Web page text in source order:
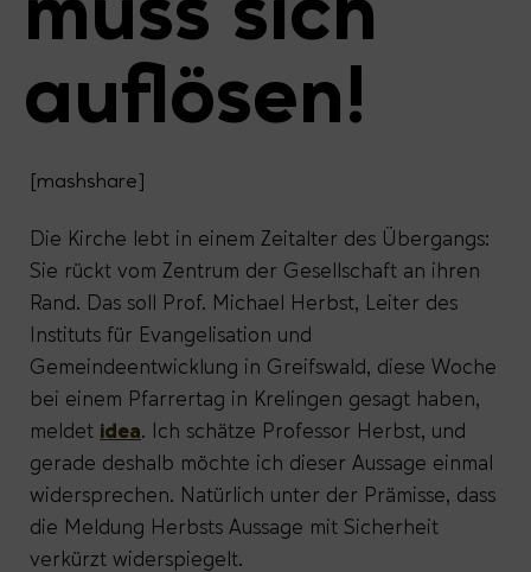
muss sich
auflösen!
[mashshare]
Die Kirche lebt in einem Zeitalter des Übergangs:
Sie rückt vom Zentrum der Gesellschaft an ihren
Rand. Das soll Prof. Michael Herbst, Leiter des
Instituts für Evangelisation und
Gemeindeentwicklung in Greifswald, diese Woche
bei einem Pfarrertag in Krelingen gesagt haben,
meldet idea. Ich schätze Professor Herbst, und
gerade deshalb möchte ich dieser Aussage einmal
widersprechen. Natürlich unter der Prämisse, dass
die Meldung Herbsts Aussage mit Sicherheit
verkürzt widerspiegelt.